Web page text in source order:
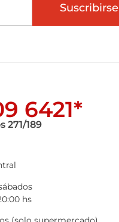
Suscribirse
6421*
271/189
hs